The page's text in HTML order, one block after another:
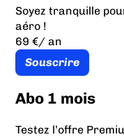
Soyez tranquille
aéro !
69 €/ an
Souscrire
Abo 1 mois
Testez l’offre